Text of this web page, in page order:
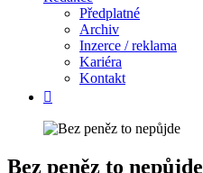
Předplatné
Archiv
Inzerce / reklama
Kariéra
Kontakt
Bez peněz to nepůjde